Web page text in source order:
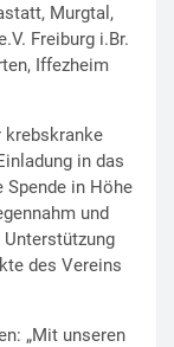
Murgtal,
Freiburg i.Br.
Iffezheim
krebskranke
in das
Spende in Höhe
und
des Vereins
„Mit unseren